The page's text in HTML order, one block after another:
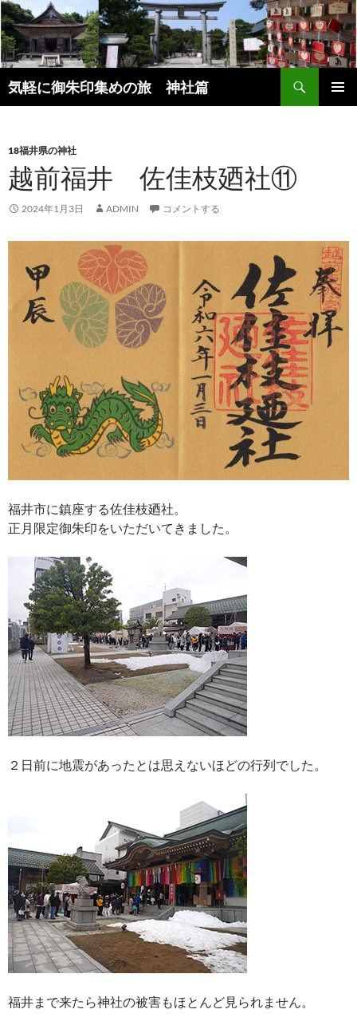
コ
ン
テ
ン
ツ
へ
プ
気軽に御朱印集めの旅 神社篇
索
18福井県の神社
越前福井 佐佳枝廼社⑪
2024年1月3日 ADMIN コメントする
福井市に鎮座する佐佳枝廼社。
正月限定御朱印をいただいてきました。
２日前に地震があったとは思えないほどの行列でした。
福井まで来たら神社の被害もほとんど見られません。